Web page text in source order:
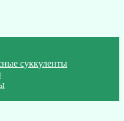
суккуленты